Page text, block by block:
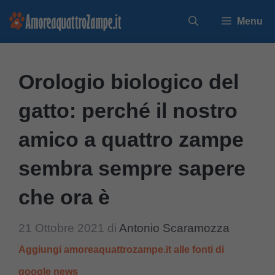
Vai
Menu
Orologio biologico del
gatto: perché il nostro
amico a quattro zampe
sembra sempre sapere
che ora è
21 Ottobre 2021 di Antonio Scaramozza
Aggiungi amoreaquattrozampe.it alle fonti di
google news